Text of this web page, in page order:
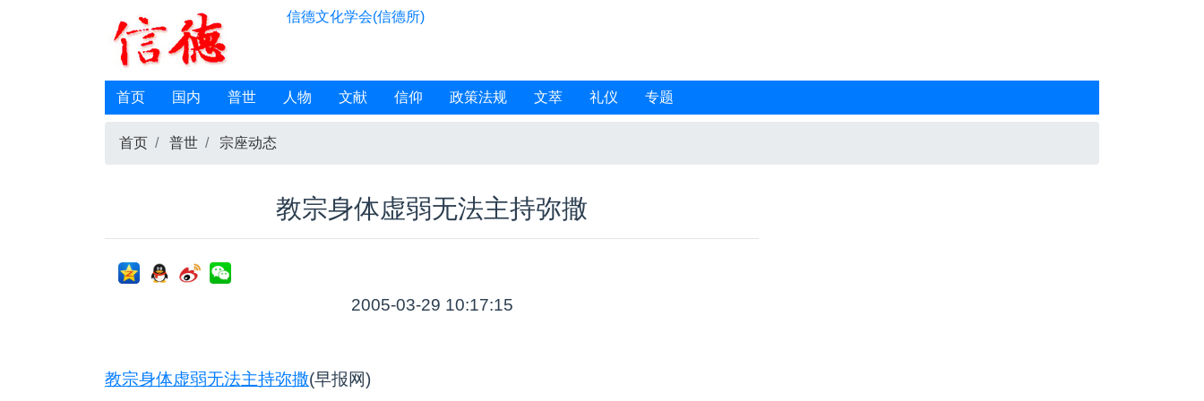
信德文化学会(信德所)
首页 国内 普世 人物 文献 信仰 政策法规 文萃 礼仪 专题
首页 普世 宗座动态
教宗身体虚弱无法主持弥撒
2005-03-29 10:17:15
教宗身体虚弱无法主持弥撒(早报网)